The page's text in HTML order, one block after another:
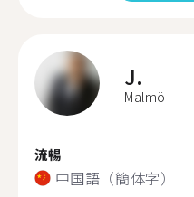
J.
Malmö
流暢
中国語（簡体字）